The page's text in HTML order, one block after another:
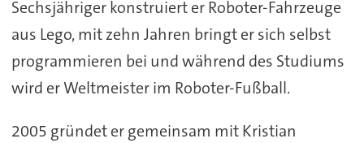
Sechsjähriger konstruiert er Roboter-Fahrzeuge
aus Lego, mit zehn Jahren bringt er sich selbst
programmieren bei und während des Studiums
wird er Weltmeister im Roboter-Fußball.
2005 gründet er gemeinsam mit Kristian